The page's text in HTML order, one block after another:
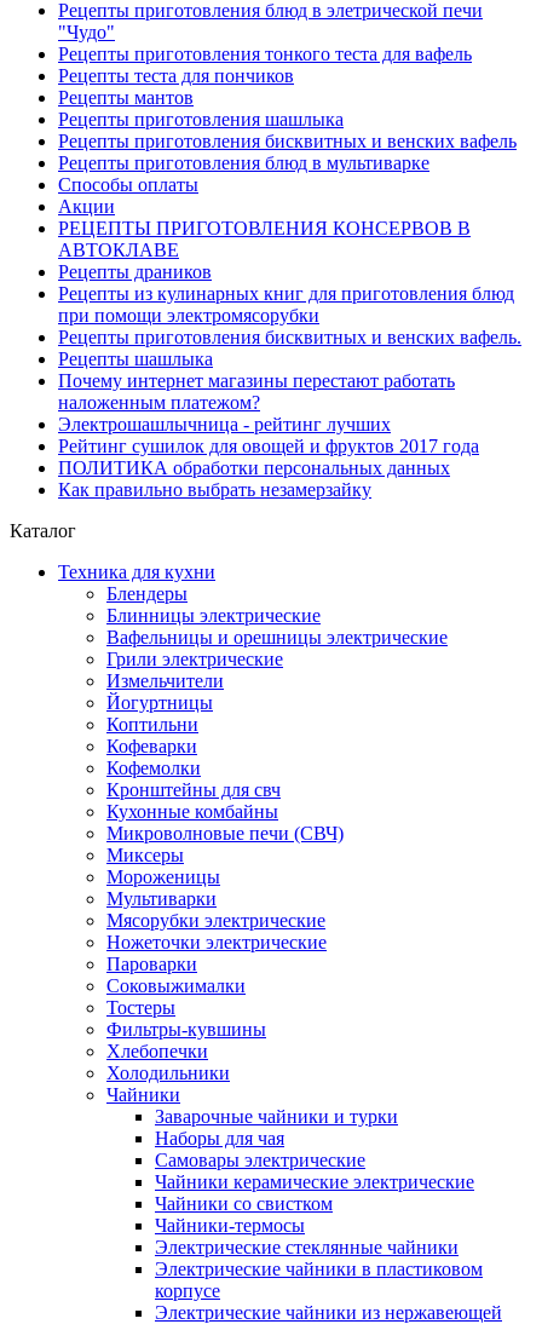
Рецепты приготовления блюд в элетрической печи
"Чудо"
Рецепты приготовления тонкого теста для вафель
Рецепты теста для пончиков
Рецепты мантов
Рецепты приготовления шашлыка
Рецепты приготовления бисквитных и венских вафель
Рецепты приготовления блюд в мультиварке
Способы оплаты
Акции
РЕЦЕПТЫ ПРИГОТОВЛЕНИЯ КОНСЕРВОВ В
АВТОКЛАВЕ
Рецепты драников
Рецепты из кулинарных книг для приготовления блюд
при помощи электромясорубки
Рецепты приготовления бисквитных и венских вафель.
Рецепты шашлыка
Почему интернет магазины перестают работать
наложенным платежом?
Электрошашлычница - рейтинг лучших
Рейтинг сушилок для овощей и фруктов 2017 года
ПОЛИТИКА обработки персональных данных
Как правильно выбрать незамерзайку
Каталог
Техника для кухни
Блендеры
Блинницы электрические
Вафельницы и орешницы электрические
Грили электрические
Измельчители
Йогуртницы
Коптильни
Кофеварки
Кофемолки
Кронштейны для свч
Кухонные комбайны
Микроволновые печи (СВЧ)
Миксеры
Мороженицы
Мультиварки
Мясорубки электрические
Ножеточки электрические
Пароварки
Соковыжималки
Тостеры
Фильтры-кувшины
Хлебопечки
Холодильники
Чайники
Заварочные чайники и турки
Наборы для чая
Самовары электрические
Чайники керамические электрические
Чайники со свистком
Чайники-термосы
Электрические стеклянные чайники
Электрические чайники в пластиковом
корпусе
Электрические чайники из нержавеющей